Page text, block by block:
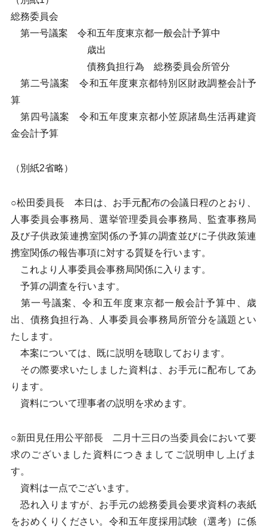
総務委員会
第一号議案 令和五年度東京都一般会計予算中
歳出
債務負担行為 総務委員会所管分
第二号議案 令和五年度東京都特別区財政調整会計予
算
第四号議案 令和五年度東京都小笠原諸島生活再建資
金会計予算
（別紙2省略）
○松田委員長 本日は、お手元配布の会議日程のとおり、
人事委員会事務局、選挙管理委員会事務局、監査事務局
及び子供政策連携室関係の予算の調査並びに子供政策連
携室関係の報告事項に対する質疑を行います。
これより人事委員会事務局関係に入ります。
予算の調査を行います。
第一号議案、令和五年度東京都一般会計予算中、歳
出、債務負担行為、人事委員会事務局所管分を議題とい
たします。
本案については、既に説明を聴取しております。
その際要求いたしました資料は、お手元に配布してあ
ります。
資料について理事者の説明を求めます。
○新田見任用公平部長 二月十三日の当委員会において要
求のございました資料につきましてご説明申し上げま
す。
資料は一点でございます。
恐れ入りますが、お手元の総務委員会要求資料の表紙
をおめくりください。令和五年度採用試験（選考）に係